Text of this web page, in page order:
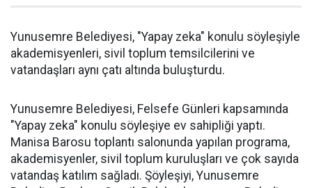
Yunusemre Belediyesi, "Yapay zeka" konulu söyleşiyle
akademisyenleri, sivil toplum temsilcilerini ve
vatandaşları aynı çatı altında buluşturdu.
Yunusemre Belediyesi, Felsefe Günleri kapsamında
"Yapay zeka" konulu söyleşiye ev sahipliği yaptı.
Manisa Barosu toplantı salonunda yapılan programa,
akademisyenler, sivil toplum kuruluşları ve çok sayıda
vatandaş katılım sağladı. Şöyleşiyi, Yunusemre